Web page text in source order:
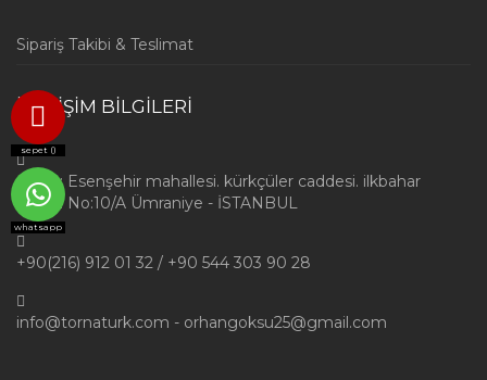
sepet ()
whatsapp
Sipariş Takibi & Teslimat
İLETİŞİM BİLGİLERİ
Adres: Esenşehir mahallesi. kürkçüler caddesi. ilkbahar
sokak. No:10/A Ümraniye - İSTANBUL
+90(216) 912 01 32 / +90 544 303 90 28
info@tornaturk.com - orhangoksu25@gmail.com